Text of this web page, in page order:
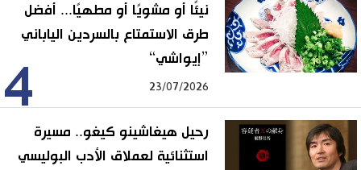
4
نيئًا أو مشويًا أو مطهيًا... أفضل
طرق الاستمتاع بالسردين الياباني
”إيواشي“
23/07/2026
رحيل هيغاشينو كيغو.. مسيرة
استثنائية لعملاق الأدب البوليسي